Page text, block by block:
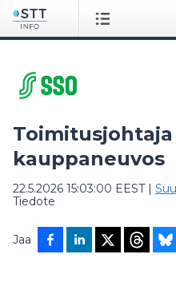
kauppaneuvos
22.5.2026 15:03:00 EEST|
Tiedote
Jaa